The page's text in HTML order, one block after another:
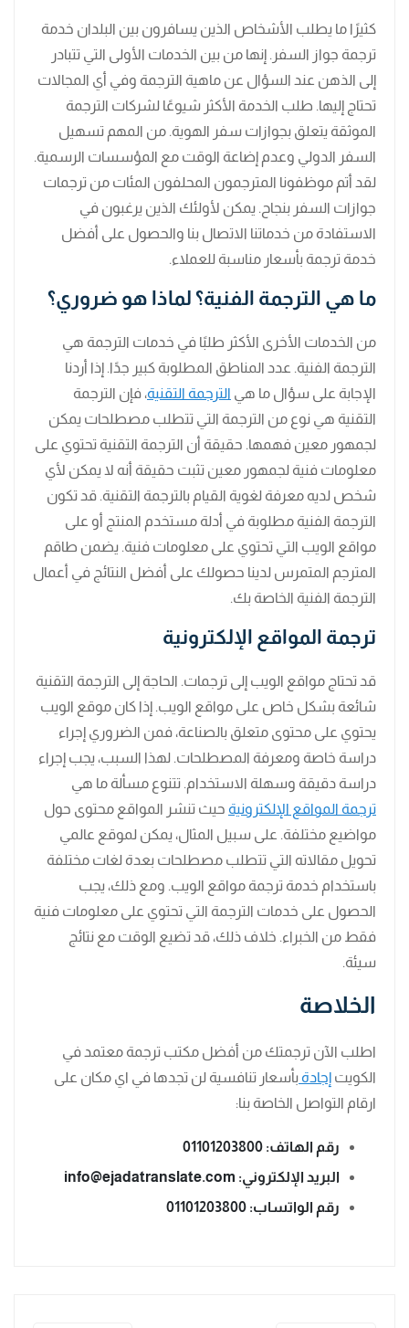
كثيرًا ما يطلب الأشخاص الذين يسافرون بين البلدان خدمة
ترجمة جواز السفر. إنها من بين الخدمات الأولى التي تتبادر
إلى الذهن عند السؤال عن ماهية الترجمة وفي أي المجالات
تحتاج إليها. طلب الخدمة الأكثر شيوعًا لشركات الترجمة
الموثقة يتعلق بجوازات سفر الهوية. من المهم تسهيل
السفر الدولي وعدم إضاعة الوقت مع المؤسسات الرسمية.
لقد أتم موظفونا المترجمون المحلفون المئات من ترجمات
جوازات السفر بنجاح. يمكن لأولئك الذين يرغبون في
الاستفادة من خدماتنا الاتصال بنا والحصول على أفضل
خدمة ترجمة بأسعار مناسبة للعملاء.
ما هي الترجمة الفنية؟ لماذا هو ضروري؟
من الخدمات الأخرى الأكثر طلبًا في خدمات الترجمة هي
الترجمة الفنية. عدد المناطق المطلوبة كبير جدًا. إذا أردنا
الإجابة على سؤال ما هي الترجمة التقنية، فإن الترجمة
التقنية هي نوع من الترجمة التي تتطلب مصطلحات يمكن
لجمهور معين فهمها. حقيقة أن الترجمة التقنية تحتوي على
معلومات فنية لجمهور معين تثبت حقيقة أنه لا يمكن لأي
شخص لديه معرفة لغوية القيام بالترجمة التقنية. قد تكون
الترجمة الفنية مطلوبة في أدلة مستخدم المنتج أو على
مواقع الويب التي تحتوي على معلومات فنية. يضمن طاقم
المترجم المتمرس لدينا حصولك على أفضل النتائج في أعمال
الترجمة الفنية الخاصة بك.
ترجمة المواقع الإلكترونية
قد تحتاج مواقع الويب إلى ترجمات. الحاجة إلى الترجمة التقنية
شائعة بشكل خاص على مواقع الويب. إذا كان موقع الويب
يحتوي على محتوى متعلق بالصناعة، فمن الضروري إجراء
دراسة خاصة ومعرفة المصطلحات. لهذا السبب، يجب إجراء
دراسة دقيقة وسهلة الاستخدام. تتنوع مسألة ما هي
ترجمة المواقع الإلكترونية حيث تنشر المواقع محتوى حول
مواضيع مختلفة. على سبيل المثال، يمكن لموقع عالمي
تحويل مقالاته التي تتطلب مصطلحات بعدة لغات مختلفة
باستخدام خدمة ترجمة مواقع الويب. ومع ذلك، يجب
الحصول على خدمات الترجمة التي تحتوي على معلومات فنية
فقط من الخبراء. خلاف ذلك، قد تضيع الوقت مع نتائج
سيئة.
الخلاصة
اطلب الآن ترجمتك من أفضل مكتب ترجمة معتمد في
الكويت إجادة بأسعار تنافسية لن تجدها في اي مكان على
ارقام التواصل الخاصة بنا:
رقم الهاتف: 01101203800
البريد الإلكتروني: info@ejadatranslate.com
رقم الواتساب: 01101203800